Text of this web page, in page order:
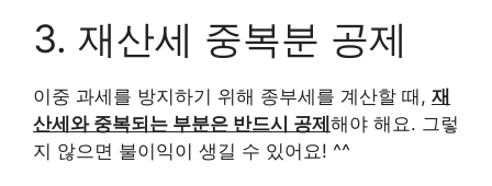
3. 재산세 중복분 공제
이중 과세를 방지하기 위해 종부세를 계산할 때, 재
산세와 중복되는 부분은 반드시 공제 해야 해요. 그렇
지 않으면 불이익이 생길 수 있어요! ^^